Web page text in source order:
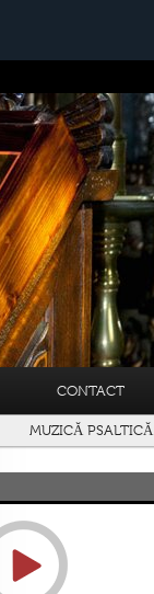
CONTACT
MUZICĂ PSALTICĂ